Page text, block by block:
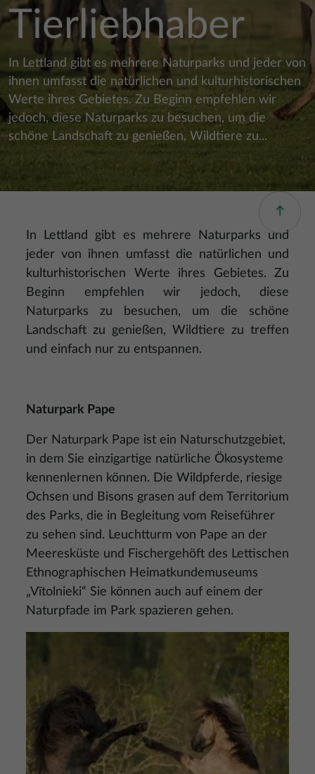
Tierliebhaber
In Lettland gibt es mehrere Naturparks und jeder von
ihnen umfasst die natürlichen und kulturhistorischen
Werte ihres Gebietes. Zu Beginn empfehlen wir
jedoch, diese Naturparks zu besuchen, um die
schöne Landschaft zu genießen, Wildtiere zu...
In Lettland gibt es mehrere Naturparks und
jeder von ihnen umfasst die natürlichen und
kulturhistorischen Werte ihres Gebietes. Zu
Beginn empfehlen wir jedoch, diese
Naturparks zu besuchen, um die schöne
Landschaft zu genießen, Wildtiere zu treffen
und einfach nur zu entspannen.
Naturpark Pape
Der Naturpark Pape ist ein Naturschutzgebiet,
in dem Sie einzigartige natürliche Ökosysteme
kennenlernen können. Die Wildpferde, riesige
Ochsen und Bisons grasen auf dem Territorium
des Parks, die in Begleitung vom Reiseführer
zu sehen sind. Leuchtturm von Pape an der
Meeresküste und Fischergehöft des Lettischen
Ethnographischen Heimatkundemuseums
„Vītolnieki“ Sie können auch auf einem der
Naturpfade im Park spazieren gehen.